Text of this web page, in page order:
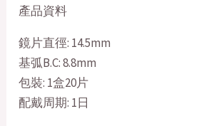
產品資料
鏡片直徑: 14.5mm
基弧B.C: 8.8mm
包裝: 1盒20片
配戴周期: 1日